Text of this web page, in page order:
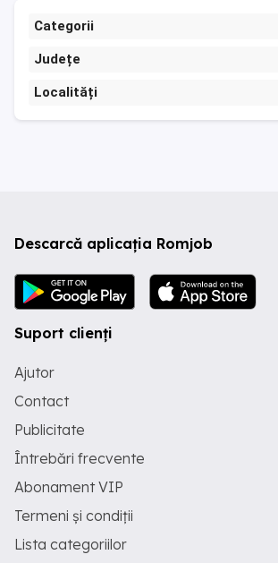
Categorii
Județe
Localități
Descarcă aplicația Romjob
Suport clienți
Ajutor
Contact
Publicitate
Întrebări frecvente
Abonament VIP
Termeni și condiții
Lista categoriilor